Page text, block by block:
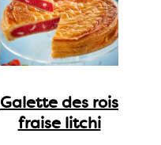
Galette des rois
fraise litchi